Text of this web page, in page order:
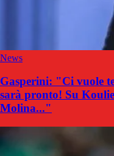
News
Gasperini: "Ci vuole
sarà pronto! Su
Molina..."